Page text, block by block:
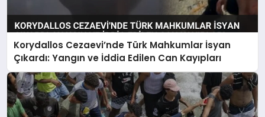
Korydallos Cezaevi’nde Türk Mahkumlar İsyan
Çıkardı: Yangın ve İddia Edilen Can Kayıpları